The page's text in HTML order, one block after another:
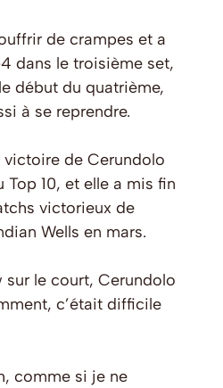
de crampes et a
dans le troisième set,
début du quatrième,
à se reprendre.
victoire de Cerundolo
10, et elle a mis fin
victorieux de
Wells en mars.
sur le court, Cerundolo
c’était difficile
comme si je ne